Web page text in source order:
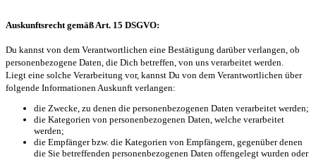
Auskunftsrecht gemäß Art. 15 DSGVO:
Du kannst von dem Verantwortlichen eine Bestätigung darüber verlangen, ob
personenbezogene Daten, die Dich betreffen, von uns verarbeitet werden.
Liegt eine solche Verarbeitung vor, kannst Du von dem Verantwortlichen über
folgende Informationen Auskunft verlangen:
die Zwecke, zu denen die personenbezogenen Daten verarbeitet werden;
die Kategorien von personenbezogenen Daten, welche verarbeitet
werden;
die Empfänger bzw. die Kategorien von Empfängern, gegenüber denen
die Sie betreffenden personenbezogenen Daten offengelegt wurden oder